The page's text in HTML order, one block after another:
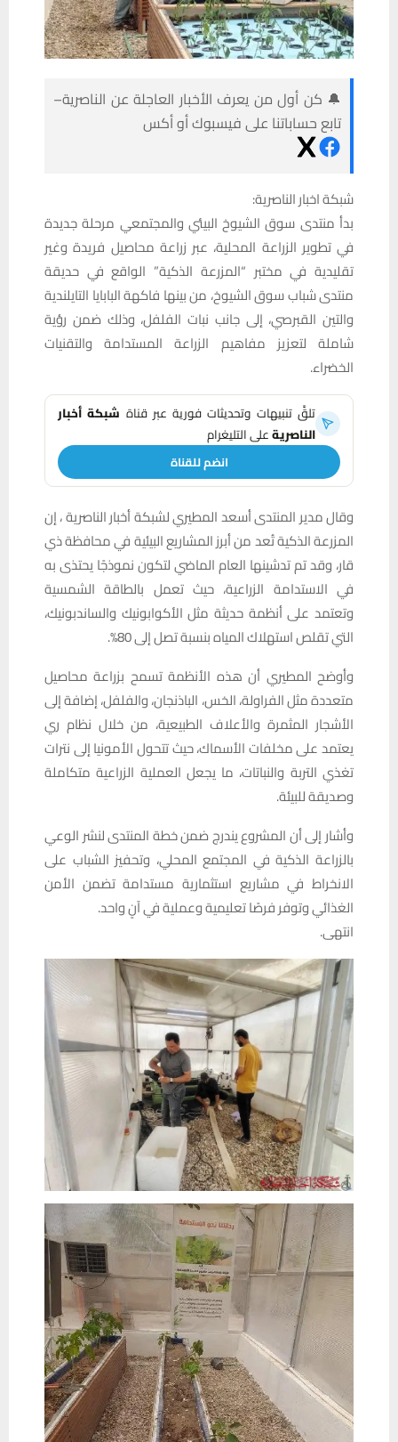
🔔 كن أول من يعرف الأخبار العاجلة عن الناصرية–
تابع حساباتنا على فيسبوك أو أكس
شبكة اخبار الناصرية:
بدأ منتدى سوق الشيوخ البيئي والمجتمعي مرحلة جديدة
في تطوير الزراعة المحلية، عبر زراعة محاصيل فريدة وغير
تقليدية في مختبر “المزرعة الذكية” الواقع في حديقة
منتدى شباب سوق الشيوخ، من بينها فاكهة البابايا التايلندية
والتين القبرصي، إلى جانب نبات الفلفل، وذلك ضمن رؤية
شاملة لتعزيز مفاهيم الزراعة المستدامة والتقنيات
الخضراء.
تلقَّ تنبيهات وتحديثات فورية عبر قناة شبكة أخبار
الناصريةعلى التليغرام
انضم للقناة
وقال مدير المنتدى أسعد المطيري لشبكة أخبار الناصرية ، إن
المزرعة الذكية تُعد من أبرز المشاريع البيئية في محافظة ذي
قار، وقد تم تدشينها العام الماضي لتكون نموذجًا يحتذى به
في الاستدامة الزراعية، حيث تعمل بالطاقة الشمسية
وتعتمد على أنظمة حديثة مثل الأكوابونيك والساندبونيك،
التي تقلص استهلاك المياه بنسبة تصل إلى 80%.
وأوضح المطيري أن هذه الأنظمة تسمح بزراعة محاصيل
متعددة مثل الفراولة، الخس، الباذنجان، والفلفل، إضافة إلى
الأشجار المثمرة والأعلاف الطبيعية، من خلال نظام ري
يعتمد على مخلفات الأسماك، حيث تتحول الأمونيا إلى نترات
تغذي التربة والنباتات، ما يجعل العملية الزراعية متكاملة
وصديقة للبيئة.
وأشار إلى أن المشروع يندرج ضمن خطة المنتدى لنشر الوعي
بالزراعة الذكية في المجتمع المحلي، وتحفيز الشباب على
الانخراط في مشاريع استثمارية مستدامة تضمن الأمن
الغذائي وتوفر فرصًا تعليمية وعملية في آنٍ واحد.
انتهى.